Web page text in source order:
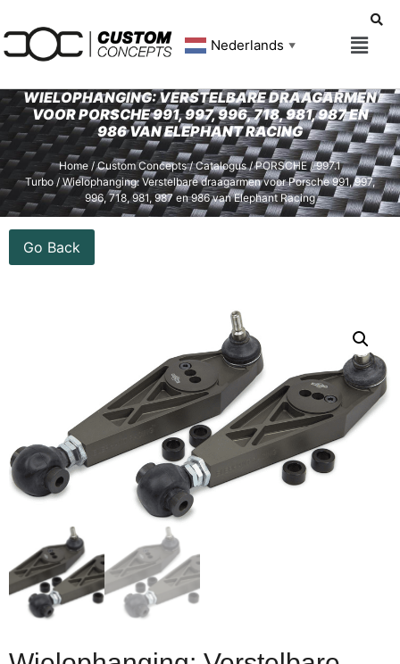
Nederlands ▼
WIELOPHANGING: VERSTELBARE DRAAGARMEN
VOOR PORSCHE 991, 997, 996, 718, 981, 987 EN
986 VAN ELEPHANT RACING
Home /Custom Concepts/Catalogus/PORSCHE/997.1
Turbo / Wielophanging: Verstelbare draagarmen voor Porsche 991, 997,
996, 718, 981, 987 en 986 van Elephant Racing
Go Back